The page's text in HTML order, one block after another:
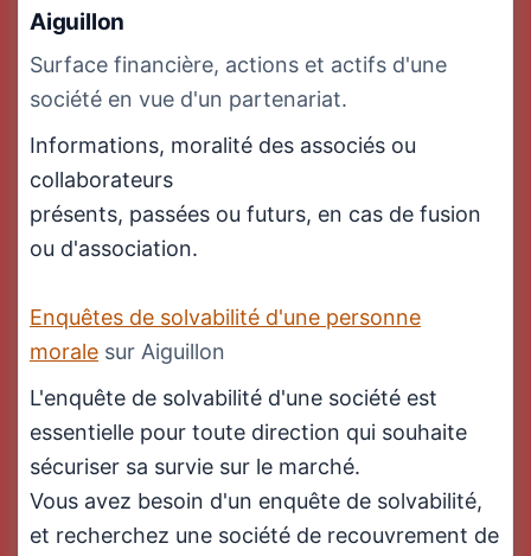
Aiguillon
Surface financière, actions et actifs d'une
société en vue d'un partenariat.
Informations, moralité des associés ou
collaborateurs
présents, passées ou futurs, en cas de fusion
ou d'association.
Enquêtes de solvabilité d'une personne
morale sur Aiguillon
L'enquête de solvabilité d'une société est
essentielle pour toute direction qui souhaite
sécuriser sa survie sur le marché.
Vous avez besoin d'un enquête de solvabilité,
et recherchez une société de recouvrement de